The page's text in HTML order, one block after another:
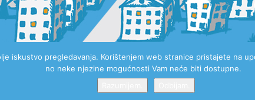
iskustvo pregledavanja. Korištenjem web stranice pristajete na
no neke njezine mogućnosti Vam neće biti dostupne.